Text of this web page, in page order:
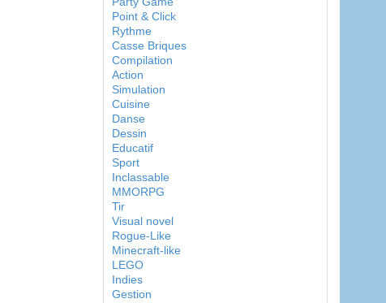
Point & Click
Rythme
Casse Briques
Compilation
Action
Simulation
Cuisine
Danse
Dessin
Educatif
Sport
Inclassable
MMORPG
Tir
Visual novel
Rogue-Like
Minecraft-like
LEGO
Indies
Gestion